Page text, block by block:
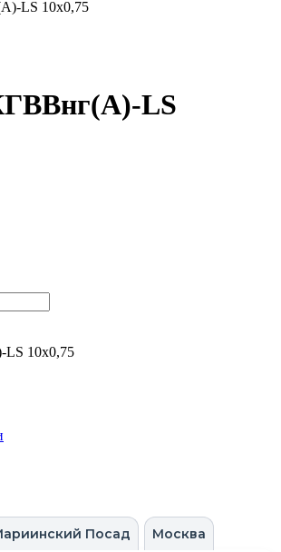
LS
10х0,75
Посад Москва